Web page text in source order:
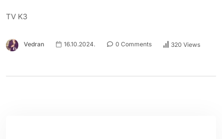
TV K3
Vedran 16.10.2024. 0 Comments 320 Views